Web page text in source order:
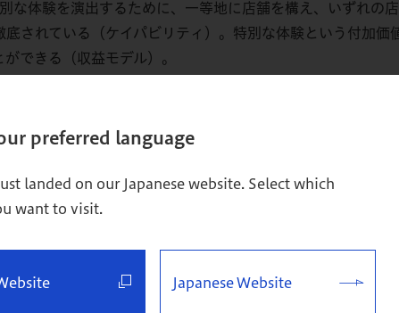
preferred language
landed on our Japanese website. Select which
want to visit.
Japanese Website
な体験を演出するために、一等地に店舗を構え、いずれの
されている（ケイパビリティ）。特別な体験という付加価
できる（収益モデル）。
することで、非常にシンプルにビジネスの構造を理解でき
、経営学というものの「